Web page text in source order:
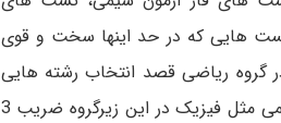
هایی که در حد اینها سخت و قوی
گروه ریاضی قصد انتخاب رشته هایی
مثل مهندسی نفت و شیمی رو دارند حواسشون باشه شیمی مثل فیزیک در این زیرگروه ضریب 3